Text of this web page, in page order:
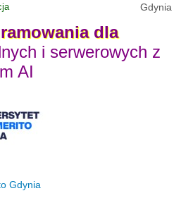
Gdynia
dla
i serwerowych z
AI
Gdynia